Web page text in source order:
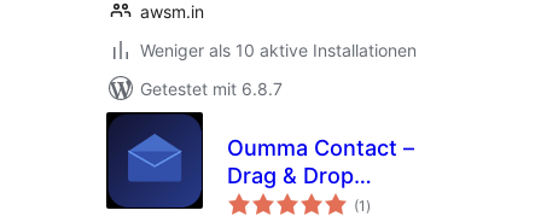
awsm.in
Weniger als 10 aktive Installationen
Getestet mit 6.8.7
Oumma Contact –
Drag & Drop
Contact Form
(1 Bewertungen
gesamt
)